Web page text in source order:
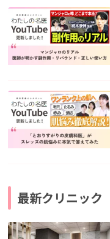
最新クリニック